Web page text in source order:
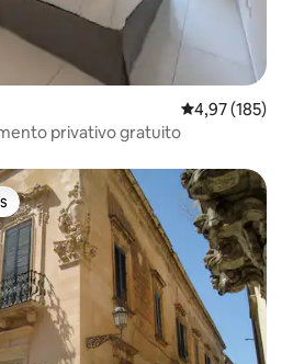
4,97 de uma
4,97 (185)
privativo gratuito